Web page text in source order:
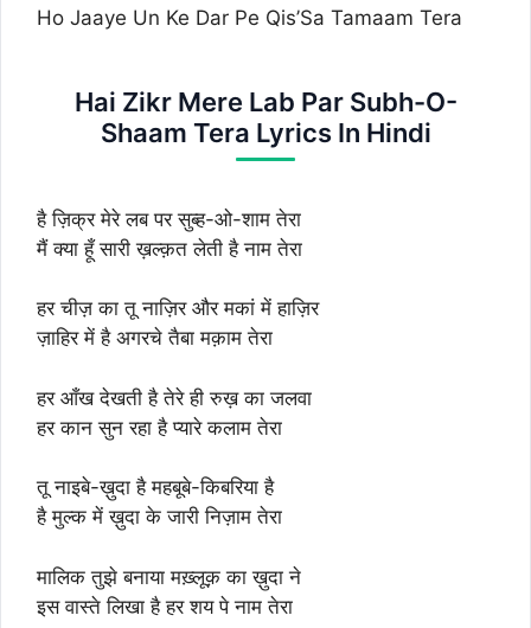
Ho Jaaye Un Ke Dar Pe Qis’Sa Tamaam Tera
Hai Zikr Mere Lab Par Subh-O-
Shaam Tera Lyrics In Hindi
है ज़िक्र मेरे लब पर सुब्ह-ओ-शाम तेरा
मैं क्या हूँ सारी ख़ल्क़त लेती है नाम तेरा
हर चीज़ का तू नाज़िर और मकां में हाज़िर
ज़ाहिर में है अगरचे तैबा मक़ाम तेरा
हर आँख देखती है तेरे ही रुख़ का जलवा
हर कान सुन रहा है प्यारे कलाम तेरा
तू नाइबे-ख़ुदा है महबूबे-किबरिया है
है मुल्क में ख़ुदा के जारी निज़ाम तेरा
मालिक तुझे बनाया मख़्लूक़ का ख़ुदा ने
इस वास्ते लिखा है हर शय पे नाम तेरा